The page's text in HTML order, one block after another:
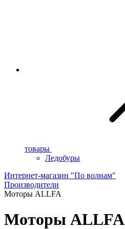
товары
Ледобуры
Интернет-магазин "По волнам"
Производители
Моторы ALLFA
Моторы ALLFA